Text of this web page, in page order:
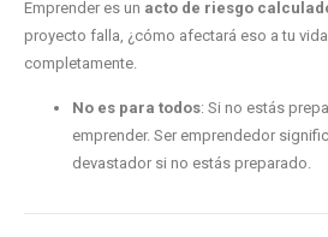
Emprender es un acto de riesgo
proyecto falla, ¿cómo afectará eso a tu
completamente.
No es para todos: Si no estás
emprender. Ser emprendedor
devastador si no estás preparado.